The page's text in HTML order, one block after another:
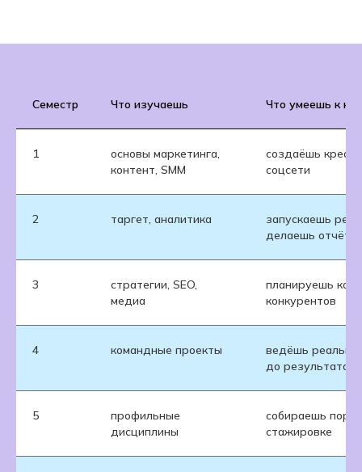
Семестр Что изучаешь Что умеешь к
1
основы маркетинга,
контент, SMM
создаёшь
соцсети
2 таргет, аналитика
запускаешь
делаешь отчёты
3
стратегии, SEO,
медиа
планируешь
конкурентов
4 командные проекты
ведёшь
до результата
5
профильные
дисциплины
собираешь
стажировке